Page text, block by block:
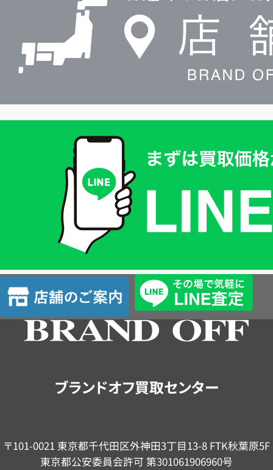
査
定
店
舗
の
ブランドオフ買取センター
〒101-0021 東京都千代田区外神田3丁目13-8 FTK秋葉原5F
東京都公安委員会許可 第301061906960号